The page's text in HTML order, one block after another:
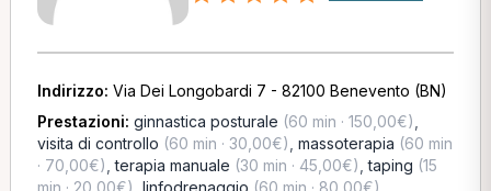
Indirizzo: Via Dei Longobardi 7 - 82100 Benevento (BN)
Prestazioni: ginnastica posturale (60 min · 150,00€)
visita di controllo (60 min · 30,00€) massoterapia (60 min
· 70,00€) ,terapia manuale (30 min · 45,00€) ,taping (15
min · 20,00€) linfodrenaggio (60 min · 80,00€)